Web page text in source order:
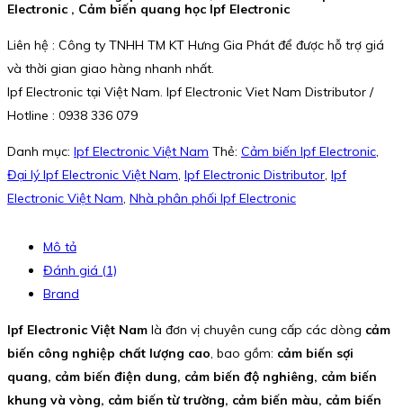
Electronic , Cảm biến quang học Ipf Electronic
Liên hệ : Công ty TNHH TM KT Hưng Gia Phát để được hỗ trợ giá
và thời gian giao hàng nhanh nhất.
Ipf Electronic tại Việt Nam. Ipf Electronic Viet Nam Distributor /
Hotline : 0938 336 079
Danh mục: Ipf Electronic Việt Nam Thẻ: Cảm biến Ipf Electronic,
Đại lý Ipf Electronic Việt Nam, Ipf Electronic Distributor, Ipf
Electronic Việt Nam, Nhà phân phối Ipf Electronic
Mô tả
Đánh giá (1)
Brand
Ipf Electronic Việt Nam là đơn vị chuyên cung cấp các dòng cảm
biến công nghiệp chất lượng cao, bao gồm: cảm biến sợi
quang, cảm biến điện dung, cảm biến độ nghiêng, cảm biến
khung và vòng, cảm biến từ trường, cảm biến màu, cảm biến